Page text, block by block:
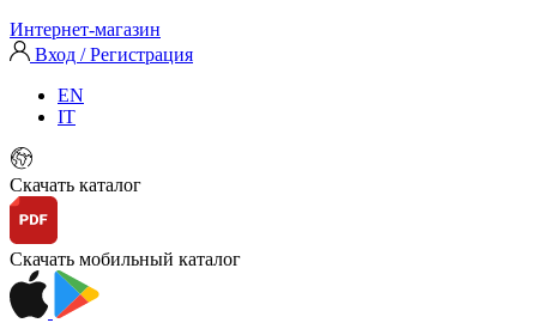
Интернет-магазин
Вход / Регистрация
EN
IT
Скачать каталог
Скачать мобильный каталог